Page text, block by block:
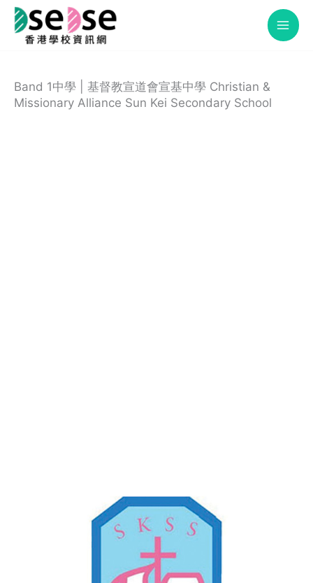
Skip
Band 1中學 | 基督教宣道會宣基中學 Christian &
Missionary Alliance Sun Kei Secondary School